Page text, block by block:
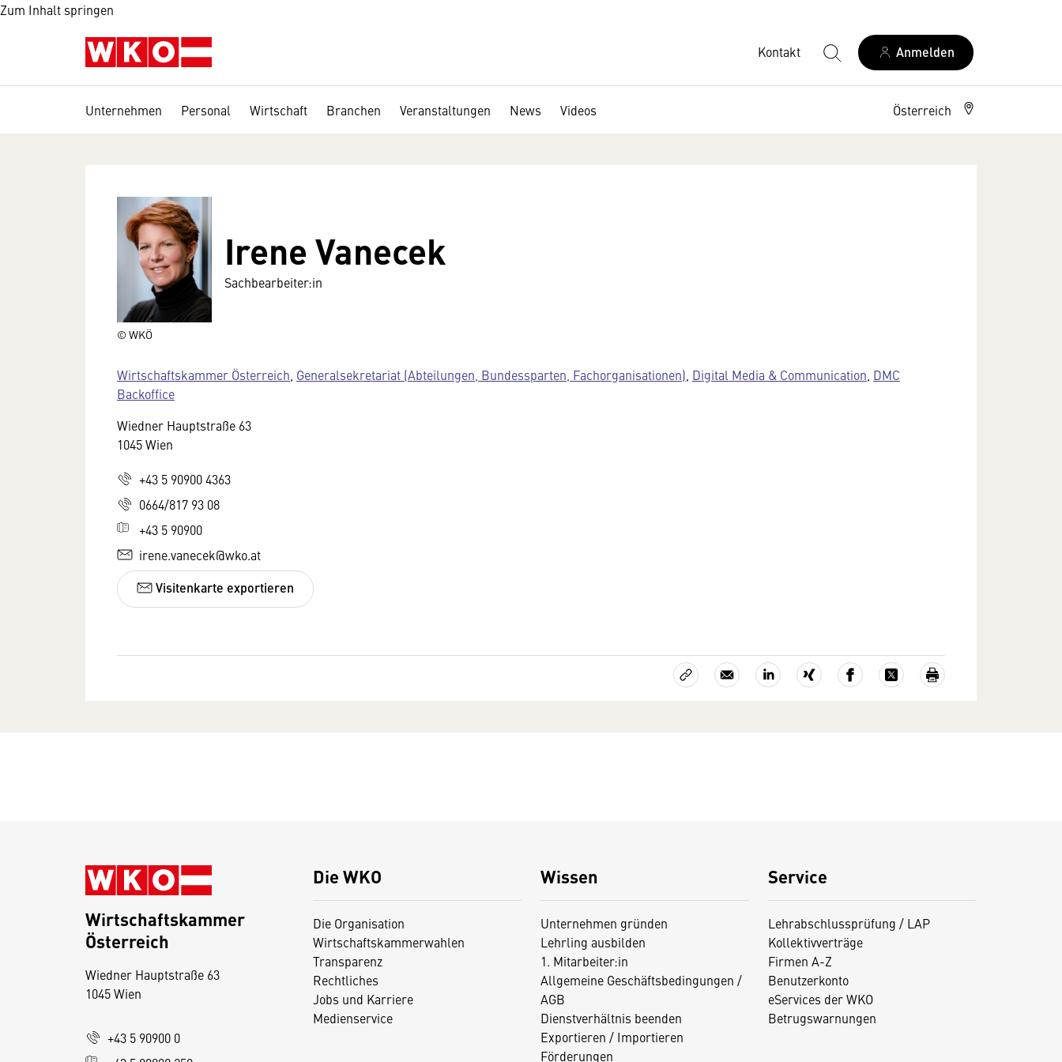
Zum Inhalt springen
Kontakt Anmelden
Unternehmen Personal Wirtschaft Branchen Veranstaltungen News Videos Österreich
© WKÖ
Irene Vanecek
Sachbearbeiter:in
Wirtschaftskammer Österreich Generalsekretariat (Abteilungen, Bundessparten, Fachorganisationen) Digital Media & Communication DMC
Backoffice
Wiedner Hauptstraße 63
1045 Wien
+43 5 90900 4363
0664/817 93 08
+43 5 90900
irene.vanecek@wko.at
Visitenkarte exportieren
Die WKO
Die Organisation
Wirtschaftskammerwahlen
Transparenz
Rechtliches
Jobs und Karriere
Medienservice
Wissen
Unternehmen gründen
Lehrling ausbilden
1. Mitarbeiter:in
Allgemeine Geschäftsbedingungen /
AGB
Dienstverhältnis beenden
Exportieren / Importieren
Förderungen
Service
Lehrabschlussprüfung / LAP
Kollektivverträge
Firmen A-Z
Benutzerkonto
eServices der WKO
Betrugswarnungen
Wirtschaftskammer
Österreich
Wiedner Hauptstraße 63
1045 Wien
+43 5 90900 0